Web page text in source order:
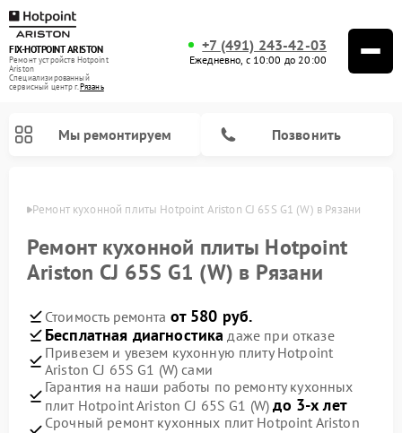
FIX-HOTPOINT ARISTON
Ремонт устройств Hotpoint
Ariston
Специализированный
cервисный центр г.Рязань
+7 (491) 243-42-03
Ежедневно, с 10:00 до 20:00
Мы ремонтируем Позвонить
Ремонт кухонной плиты Hotpoint Ariston CJ 65S G1 (W) в Рязани
Ремонт кухонной плиты Hotpoint
Ariston CJ 65S G1 (W) в Рязани
Стоимость ремонта от 580 руб.
Бесплатная диагностика даже при отказе
Привезем и увезем кухонную плиту Hotpoint
Ariston CJ 65S G1 (W) сами
Гарантия на наши работы по ремонту кухонных
плит Hotpoint Ariston CJ 65S G1 (W)до 3-х лет
Срочный ремонт кухонных плит Hotpoint Ariston